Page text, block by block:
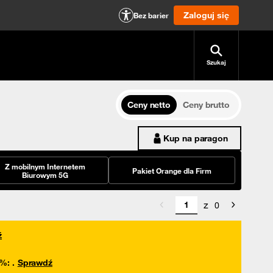
Bez barier Zaloguj się
Szukaj
Ceny netto
Ceny brutto
Kup na paragon
Z mobilnym Internetem
Biurowym 5G
Pakiet Orange dla Firm
z 0
: . Sprawdź